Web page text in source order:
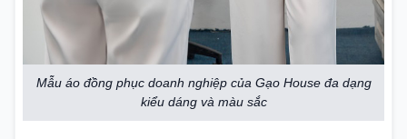
Mẫu áo đồng phục doanh nghiệp của Gạo House đa dạng
kiểu dáng và màu sắc